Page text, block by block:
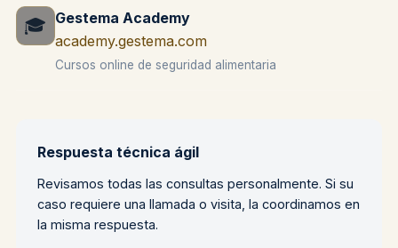
🎓 Gestema Academy
academy.gestema.com
Cursos online de seguridad alimentaria
Respuesta técnica ágil
Revisamos todas las consultas personalmente. Si su
caso requiere una llamada o visita, la coordinamos en
la misma respuesta.